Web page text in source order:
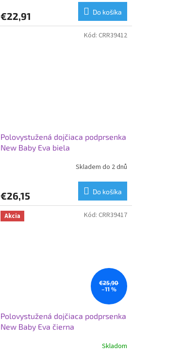
€22,91 Do košíka
Polovystužená dojčiaca podprsenka
New Baby Eva biela
Skladem do 2 dnů
€26,15 Do košíka
Kód: CRR39412
Akcia
€25,90
–11 %
Polovystužená dojčiaca podprsenka
New Baby Eva čierna
Skladom
Kód: CRR39417